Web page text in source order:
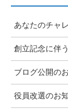
あなたのチャ
創立記念に伴
ブログ公開の
役員改選のお